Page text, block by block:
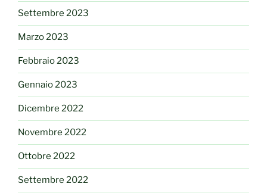
Settembre 2023
Marzo 2023
Febbraio 2023
Gennaio 2023
Dicembre 2022
Novembre 2022
Ottobre 2022
Settembre 2022